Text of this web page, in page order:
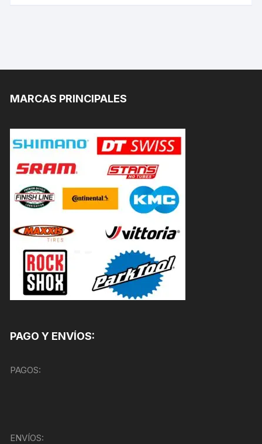
MARCAS PRINCIPALES
PAGO Y ENVÍOS:
PAGOS:
ENVÍOS: